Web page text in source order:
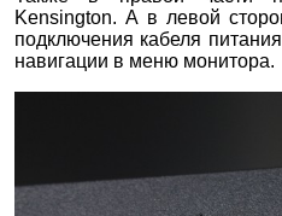
Kensington. А в левой
подключения кабеля
навигации в меню монитора.